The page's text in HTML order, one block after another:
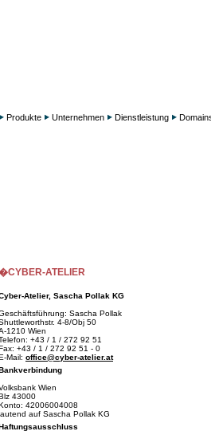
Produkte Unternehmen Dienstleistung
ATELIER
Atelier, Sascha Pollak KG
Sascha Pollak
4-8/Obj 50
1210 Wien
+43 / 1 / 272 92 51
+43 / 1 / 272 92 51 - 0
Mail: office@cyber-atelier.at
Wien
43000
42006004008
auf Sascha Pollak KG